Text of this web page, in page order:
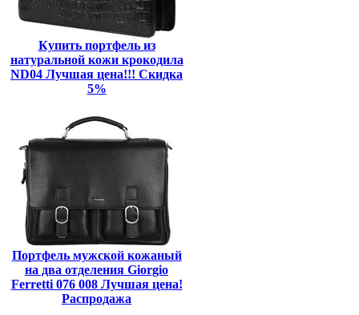
Купить портфель из
натуральной кожи крокодила
ND04 Лучшая цена!!! Скидка
5%
Портфель мужской кожаный
на два отделения Giorgio
Ferretti 076 008 Лучшая цена!
Распродажа